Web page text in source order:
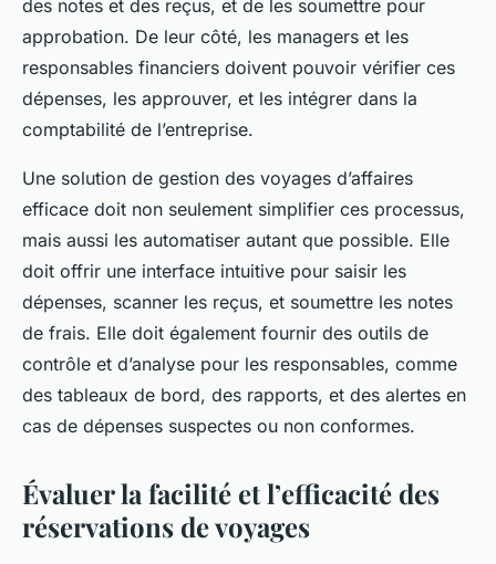
des notes et des reçus, et de les soumettre pour
approbation. De leur côté, les managers et les
responsables financiers doivent pouvoir vérifier ces
dépenses, les approuver, et les intégrer dans la
comptabilité de l’entreprise.
Une solution de gestion des voyages d’affaires
efficace doit non seulement simplifier ces processus,
mais aussi les automatiser autant que possible. Elle
doit offrir une interface intuitive pour saisir les
dépenses, scanner les reçus, et soumettre les notes
de frais. Elle doit également fournir des outils de
contrôle et d’analyse pour les responsables, comme
des tableaux de bord, des rapports, et des alertes en
cas de dépenses suspectes ou non conformes.
Évaluer la facilité et l’efficacité des
réservations de voyages